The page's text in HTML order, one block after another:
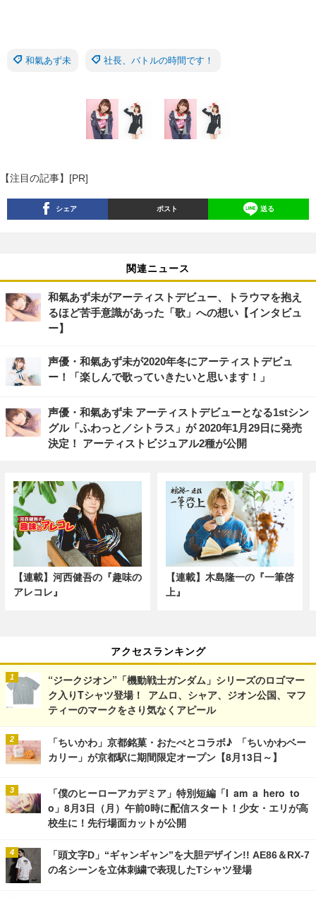
和氣あず未 社長、バトルの時間です！
【注目の記事】[PR]
シェア ポスト 送る
関連ニュース
和氣あず未がアーティストデビュー、トラウマを抱え
るほど苦手意識があった「歌」への想い【インタビュ
ー】
声優・和氣あず未が2020年冬にアーティストデビュ
ー！「楽しんで歌っていきたいと思います！」
声優・和氣あず未 アーティストデビューとなる1stシン
グル「ふわっと／シトラス」が 2020年1月29日に発売
決定！ アーティストビジュアル2種が公開
【連載】河西健吾の『趣味の
アレコレ』
【連載】木島隆一の『一筆啓
上』
アクセスランキング
“ジークジオン”「機動戦士ガンダム」シリーズのロゴマー
ク入りTシャツ登場！ アムロ、シャア、ジオン公国、マフ
ティーのマークをさり気なくアピール
「ちいかわ」京都銘菓・おたべとコラボ♪ 「ちいかわベー
カリー」が京都駅に期間限定オープン【8月13日～】
「僕のヒーローアカデミア」特別短編「I am a hero to
o」8月3日（月）午前0時に配信スタート！少女・エリが高
校生に！先行場面カットが公開
「頭文字D」“ギャンギャン”を大胆デザイン!! AE86＆RX-7
の名シーンを立体刺繍で表現したTシャツ登場